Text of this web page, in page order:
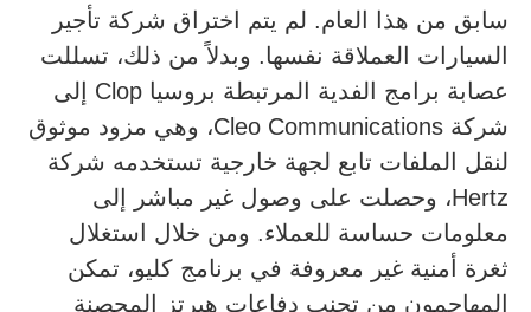
سابق من هذا العام. لم يتم اختراق شركة تأجير
السيارات العملاقة نفسها. وبدلاً من ذلك، تسللت
عصابة برامج الفدية المرتبطة بروسيا Clop إلى
شركة Cleo Communications، وهي مزود موثوق
لنقل الملفات تابع لجهة خارجية تستخدمه شركة
Hertz، وحصلت على وصول غير مباشر إلى
معلومات حساسة للعملاء. ومن خلال استغلال
ثغرة أمنية غير معروفة في برنامج كليو، تمكن
المهاجمون من تجنب دفاعات هيرتز المحصنة